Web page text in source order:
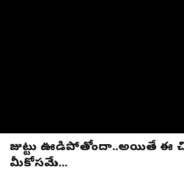
జుట్టు ఊడిపోతోందా..అయితే ఈ
మీకోసమే...